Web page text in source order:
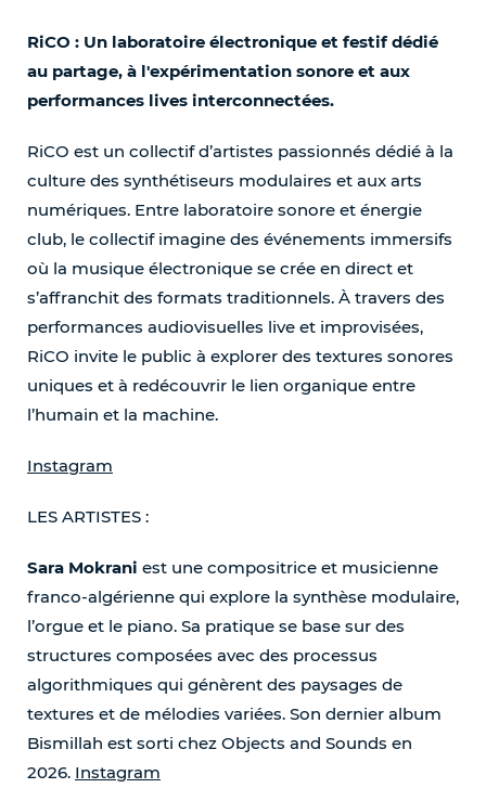
RiCO : Un laboratoire électronique et festif dédié
au partage, à l'expérimentation sonore et aux
performances lives interconnectées.
RiCO est un collectif d’artistes passionnés dédié à la
culture des synthétiseurs modulaires et aux arts
numériques. Entre laboratoire sonore et énergie
club, le collectif imagine des événements immersifs
où la musique électronique se crée en direct et
s’affranchit des formats traditionnels. À travers des
performances audiovisuelles live et improvisées,
RiCO invite le public à explorer des textures sonores
uniques et à redécouvrir le lien organique entre
l’humain et la machine.
Instagram
LES ARTISTES :
Sara Mokrani est une compositrice et musicienne
franco-algérienne qui explore la synthèse modulaire,
l’orgue et le piano. Sa pratique se base sur des
structures composées avec des processus
algorithmiques qui génèrent des paysages de
textures et de mélodies variées. Son dernier album
Bismillah est sorti chez Objects and Sounds en
2026. Instagram